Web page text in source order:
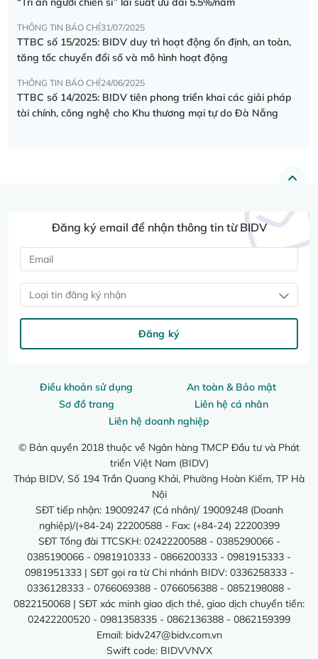
THÔNG TIN BÁO CHÍ31/07/2025
TTBC số 15/2025: BIDV duy trì hoạt động ổn định, an toàn,
tăng tốc chuyển đổi số và mô hình hoạt động
THÔNG TIN BÁO CHÍ24/06/2025
TTBC số 14/2025: BIDV tiên phong triển khai các giải pháp
tài chính, công nghệ cho Khu thương mại tự do Đà Nẵng
Điều khoản sử dụng
An toàn & Bảo mật
Sơ đồ trang
Liên hệ cá nhân
Liên hệ doanh nghiệp
© Bản quyền 2018 thuộc về Ngân hàng TMCP Đầu tư và Phát
triển Việt Nam (BIDV)
Tháp BIDV, Số 194 Trần Quang Khải, Phường Hoàn Kiếm, TP Hà
Nội
SĐT tiếp nhận: 19009247 (Cá nhân)/ 19009248 (Doanh
nghiệp)/(+84-24) 22200588 - Fax: (+84-24) 22200399
SĐT Tổng đài TTCSKH: 02422200588 - 0385290066 -
0385190066 - 0981910333 - 0866200333 - 0981915333 -
0981951333 | SĐT gọi ra từ Chi nhánh BIDV: 0336258333 -
0336128333 - 0766069388 - 0766056388 - 0852198088 -
0822150068 | SĐT xác minh giao dịch thẻ, giao dịch chuyển tiền:
02422200520 - 0981358335 - 0862136388 - 0862159399
Email: bidv247@bidv.com.vn
Swift code: BIDVVNVX
Đăng ký email để nhận thông tin từ BIDV
Loại tin đăng ký nhận
Đăng ký